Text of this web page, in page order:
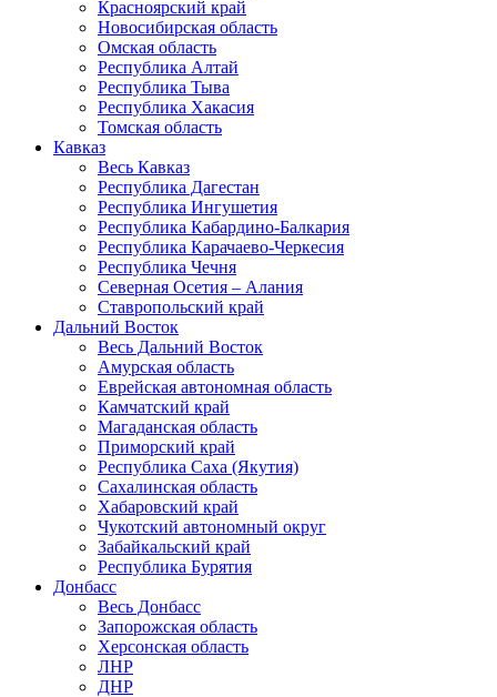
Красноярский край
Новосибирская область
Омская область
Республика Алтай
Республика Тыва
Республика Хакасия
Томская область
Кавказ
Весь Кавказ
Республика Дагестан
Республика Ингушетия
Республика Кабардино-Балкария
Республика Карачаево-Черкесия
Республика Чечня
Северная Осетия – Алания
Ставропольский край
Дальний Восток
Весь Дальний Восток
Амурская область
Еврейская автономная область
Камчатский край
Магаданская область
Приморский край
Республика Саха (Якутия)
Сахалинская область
Хабаровский край
Чукотский автономный округ
Забайкальский край
Республика Бурятия
Донбасс
Весь Донбасс
Запорожская область
Херсонская область
ЛНР
ДНР